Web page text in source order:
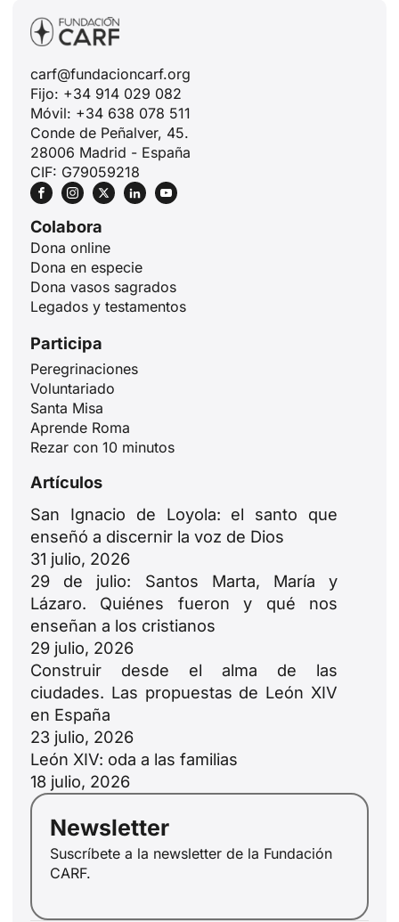
carf@fundacioncarf.org
Fijo: +34 914 029 082
Móvil: +34 638 078 511
Conde de Peñalver, 45.
28006 Madrid - España
CIF: G79059218
Colabora
Dona online
Dona en especie
Dona vasos sagrados
Legados y testamentos
Participa
Peregrinaciones
Voluntariado
Santa Misa
Aprende Roma
Rezar con 10 minutos
Artículos
San Ignacio de Loyola: el santo que
enseñó a discernir la voz de Dios
31 julio, 2026
29 de julio: Santos Marta, María y
Lázaro. Quiénes fueron y qué nos
enseñan a los cristianos
29 julio, 2026
Construir desde el alma de las
ciudades. Las propuestas de León XIV
en España
23 julio, 2026
León XIV: oda a las familias
18 julio, 2026
Newsletter
Suscríbete a la newsletter de la Fundación
CARF.
PL